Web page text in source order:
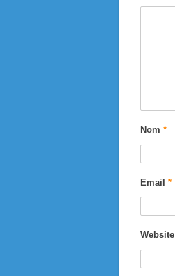
Nom *
Email *
Website